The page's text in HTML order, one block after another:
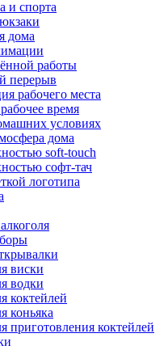
и спорта
дома
работы
перерыв
рабочего места
время
условиях
дома
soft-touch
софт-тач
логотипа
виски
водки
коктейлей
коньяка
приготовления коктейлей